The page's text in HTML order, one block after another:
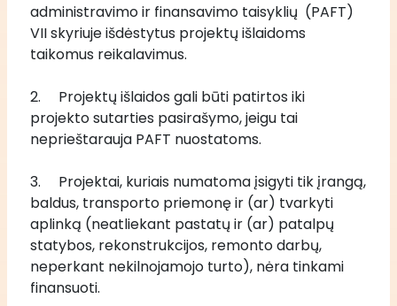
administravimo ir finansavimo taisyklių  (PAFT)
VII skyriuje išdėstytus projektų išlaidoms
taikomus reikalavimus.
2.	Projektų išlaidos gali būti patirtos iki
projekto sutarties pasirašymo, jeigu tai
neprieštarauja PAFT nuostatoms.
3.	Projektai, kuriais numatoma įsigyti tik įrangą,
baldus, transporto priemonę ir (ar) tvarkyti
aplinką (neatliekant pastatų ir (ar) patalpų
statybos, rekonstrukcijos, remonto darbų,
neperkant nekilnojamojo turto), nėra tinkami
finansuoti.